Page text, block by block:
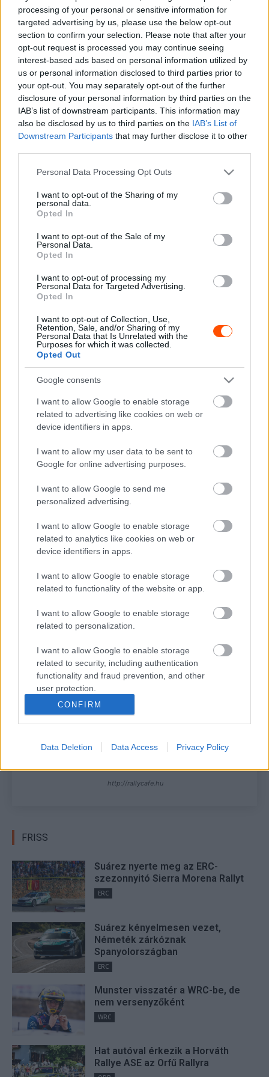
processing of your personal or sensitive information for
targeted advertising by us, please use the below opt-out
section to confirm your selection. Please note that after your
opt-out request is processed you may continue seeing
interest-based ads based on personal information utilized by
us or personal information disclosed to third parties prior to
your opt-out. You may separately opt-out of the further
disclosure of your personal information by third parties on the
IAB’s list of downstream participants. This information may
also be disclosed by us to third parties on the IAB’s List of
Downstream Participants that may further disclose it to other
Please note that this website/app uses one or more Google
not limited to your visit or usage behaviour. You may click to
grant or deny consent to Google and its third-party tags to
use your data for below specified purposes in below Google
consent section.
Personal Data Processing Opt Outs
I want to opt-out of the Sharing of my
personal data.
Opted In
I want to opt-out of the Sale of my
Personal Data.
Opted In
I want to opt-out of processing my
Personal Data for Targeted Advertising.
Opted In
I want to opt-out of Collection, Use,
Retention, Sale, and/or Sharing of my
Personal Data that Is Unrelated with the
Purposes for which it was collected.
Opted Out
Google consents
I want to allow Google to enable storage
related to advertising like cookies on web or
device identifiers in apps.
I want to allow my user data to be sent to
Google for online advertising purposes.
I want to allow Google to send me
personalized advertising.
I want to allow Google to enable storage
related to analytics like cookies on web or
device identifiers in apps.
I want to allow Google to enable storage
related to functionality of the website or app.
I want to allow Google to enable storage
related to personalization.
I want to allow Google to enable storage
related to security, including authentication
functionality and fraud prevention, and other
user protection.
CONFIRM
Data Deletion Data Access Privacy Policy
2027-ben már szeretne az F2-ben indulni, és ha
gyorsasága, valamint a kellő szuper licenc pontok is
meglesznek, akkor akár már 2028-ban szeretne
kopogtatni az F1 kapuján.
Csütörtökön azonban történt egy fontos bejelentés,
amivel kitalálható, hogy mely jelenlegi F1-es csapatban
lehet esélye bemutatkozni a finn pilótának.
TGR Haas F1 Team néven indul a Száguldó Cirkuszban,
mindez pedig mutatja, hogy a Toyota és az amerikai
csapat szorosabbra fűzi kapcsolatát, bár az autókban
„Természetesen megtiszteltetés számunkra, hogy ezzel
a TGR-rel – mondta Ayao Komatsu, a Haas F1
csapatvezetője. – Partnerségünk pontosan olyan volt,
amilyennek reméltük. Ez nyilvánvalóan idén a TPC
programban volt észrevehető, de ennél sokkal több
minden történt a színfalak mögött. Ideértve egy
szimulátor fejlesztését és telepítését a banburyi
telephelyünkön 2026-ra. A Haas F1 Team és a TGR
közötti személyzetfejlesztés és szoros együttműködés
jelentős előnyökkel járt számunkra, és ez a hatás csak
növekedni fog a partnerség elmélyülésével”
„A 2025-ös szezon kihívásai közepette láttam, hogy a
lehetőségeikben, és még nagyobb álmokat tűztek ki célul
– mondta Akio Toyoda, a Toyota igazgatótanácsának
elnöke. – Ez a változás mély hatással volt rám, és ma már
biztosan kijelenthetem: a Toyota végre mozgásban van –
valóban mozgásban. Szeretném kifejezni őszinte
köszönetemet Gene Haasnak és Ayao Komatsunak , hogy
kiálltak fiatal tehetségeink mellett, hittek a bennük rejlő
jövőképpel tekintenek a jövőbe.”
F1 Haas F1 Team Kalle Rovanperä
kiemelt
Toyota Gazoo Racing
Facebook
http://rallycafe.hu
FRISS
Suárez nyerte meg az ERC-
szezonnyitó Sierra Morena Rallyt
ERC
Suárez kényelmesen vezet,
Németék zárkóznak
Spanyolországban
ERC
Munster visszatér a WRC-be, de
nem versenyzőként
WRC
Hat autóval érkezik a Horváth
Rallye ASE az Orfű Rallyra